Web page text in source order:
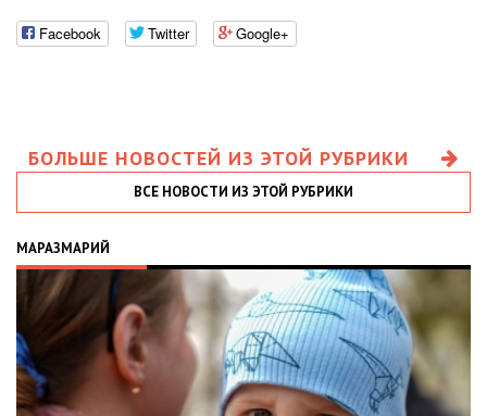
Facebook Twitter Google+
БОЛЬШЕ НОВОСТЕЙ ИЗ ЭТОЙ РУБРИКИ
ВСЕ НОВОСТИ ИЗ ЭТОЙ РУБРИКИ
МАРАЗМАРИЙ